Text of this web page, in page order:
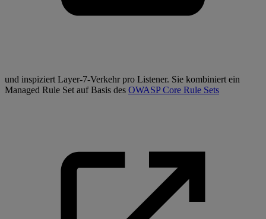
und inspiziert Layer-7-Verkehr pro Listener. Sie kombiniert ein
Managed Rule Set auf Basis des OWASP Core Rule Sets